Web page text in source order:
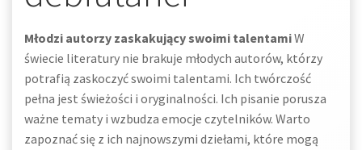
Młodzi autorzy zaskakujący swoimi talentamiW
świecie literatury nie brakuje młodych autorów, którzy
potrafią zaskoczyć swoimi talentami. Ich twórczość
pełna jest świeżości i oryginalności. Ich pisanie porusza
ważne tematy i wzbudza emocje czytelników. Warto
zapoznać się z ich najnowszymi dziełami, które mogą